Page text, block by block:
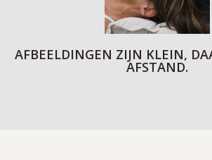
AFBEELDINGEN ZIJN KLEIN,
AFSTAND.